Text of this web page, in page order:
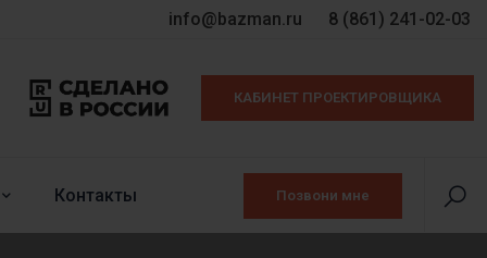
info@bazman.ru 8 (861) 241-02-03
КАБИНЕТ ПРОЕКТИРОВЩИКА
Контакты Позвони мне